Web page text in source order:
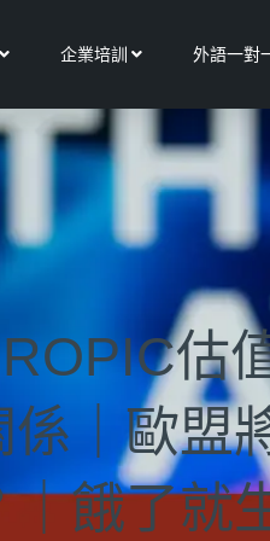
Open 關於我們
企業培訓 Open 企業培訓
外語一對
估
｜歐盟
餓了就